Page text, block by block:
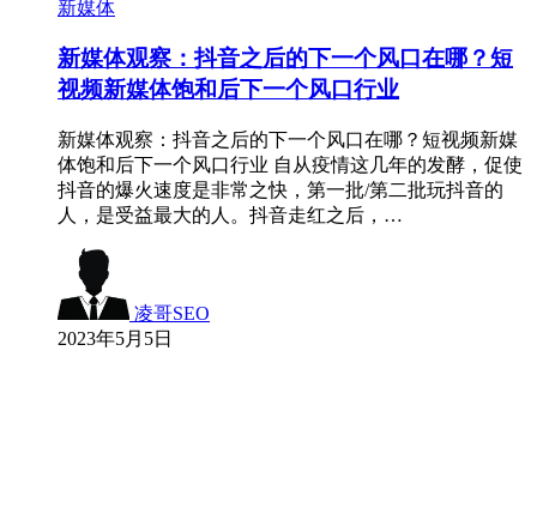
新媒体
新媒体观察：抖音之后的下一个风口在哪？短
视频新媒体饱和后下一个风口行业
新媒体观察：抖音之后的下一个风口在哪？短视频新媒
体饱和后下一个风口行业 自从疫情这几年的发酵，促使
抖音的爆火速度是非常之快，第一批/第二批玩抖音的
人，是受益最大的人。抖音走红之后，…
凌哥SEO
2023年5月5日